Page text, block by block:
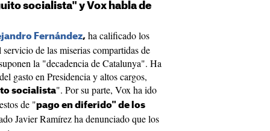
socialista" y Vox habla de
Fernández, ha calificado los
de las miserias compartidas de
la "decadencia de Catalunya". Ha
gasto en Presidencia y altos cargos,
socialista". Por su parte, Vox ha ido
de "pago en diferido" de los
Javier Ramírez ha denunciado que los